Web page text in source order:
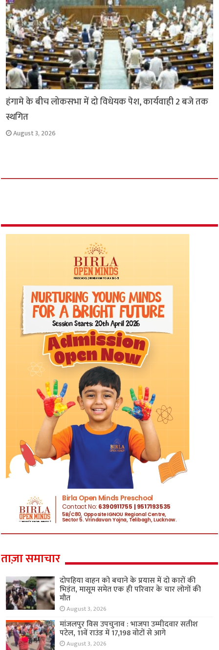
हंगामे के बीच लोकसभा में दो विधेयक पेश, कार्यवाही 2 बजे तक
स्थगित
August 3, 2026
ताज़ा समाचार
दोपहिया वाहन को बचाने के प्रयास में दो कारों की
भिड़ंत, मासूम समेत एक ही परिवार के चार लोगों की
मौत
August 3, 2026
मांजलपुर विस उपचुनाव : भाजपा उम्मीदवार सतीश
पटेल, 11वें राउंड में 17,198 वोटों से आगे
August 3, 2026